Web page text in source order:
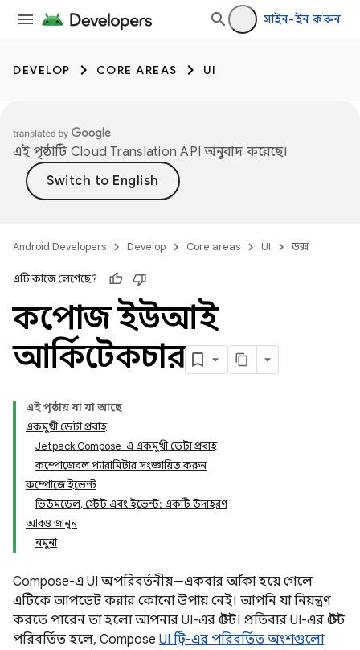
সাইন-ইন করুন
DEVELOP CORE AREAS UI
এই পৃষ্ঠাটি Cloud Translation API অনুবাদ করেছে।
Android Developers Develop Core areas UI ডক্স
এটি কাজে লেগেছে?
কম্পোজ ইউআই
আর্কিটেকচার
এই পৃষ্ঠায় যা যা আছে
একমুখী ডেটা প্রবাহ
Jetpack Compose-এ একমুখী ডেটা প্রবাহ
কম্পোজেবল প্যারামিটার সংজ্ঞায়িত করুন
কম্পোজে ইভেন্ট
ভিউমডেল, স্টেট এবং ইভেন্ট: একটি উদাহরণ
আরও জানুন
নমুনা
Compose-এ UI অপরিবর্তনীয়—একবার আঁকা হয়ে গেলে
এটিকে আপডেট করার কোনো উপায় নেই। আপনি যা নিয়ন্ত্রণ
করতে পারেন তা হলো আপনার UI-এর স্টেট। প্রতিবার UI-এর স্টেট
পরিবর্তিত হলে, Compose UI ট্রি-এর পরিবর্তিত অংশগুলো